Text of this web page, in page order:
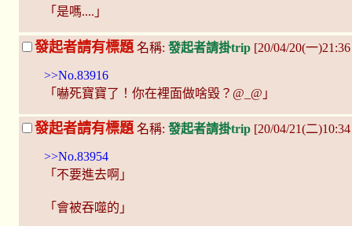
「是嗎....」
發起者請有標題 名稱: 發起者請掛trip [20/04/20(一
>>No.83916
「嚇死寶寶了！你在裡面做啥毀？@_@」
發起者請有標題名稱: 發起者請掛trip [20/04/21(二
>>No.83954
「不要進去啊」
「會被吞噬的」